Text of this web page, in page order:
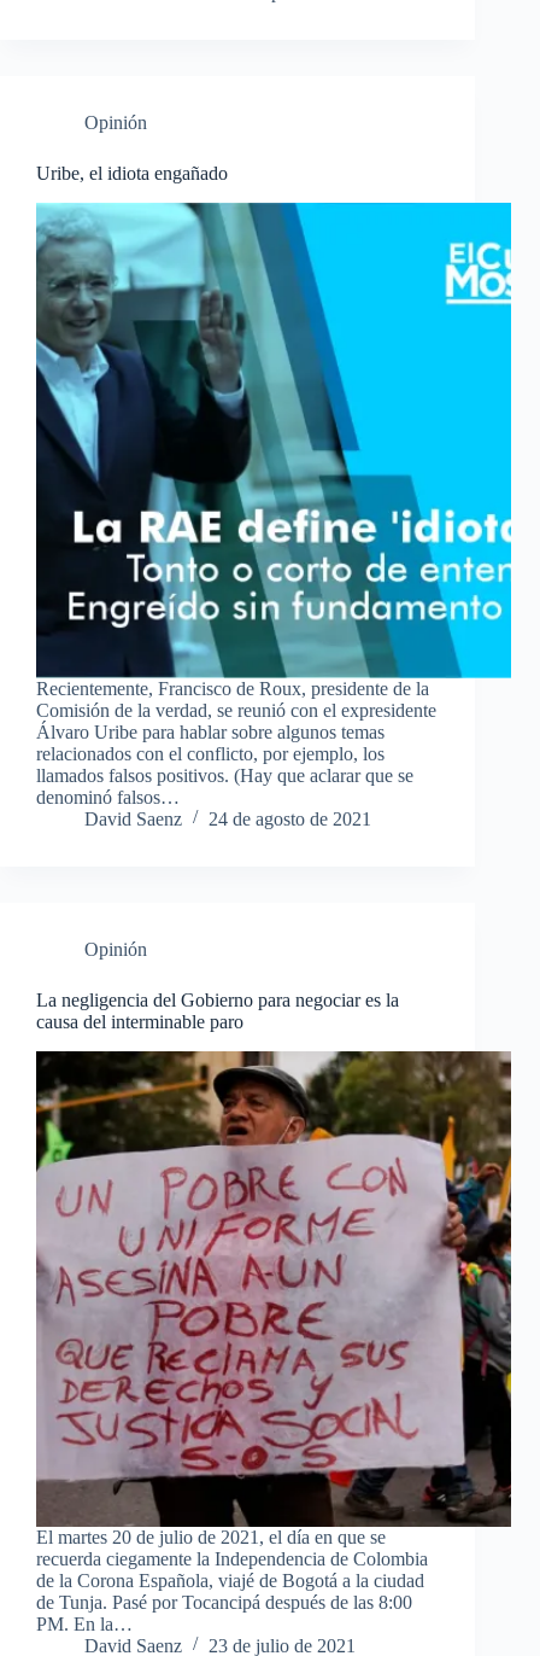
Opinión
Uribe, el idiota engañado
Recientemente, Francisco de Roux, presidente de la
Comisión de la verdad, se reunió con el expresidente
Álvaro Uribe para hablar sobre algunos temas
relacionados con el conflicto, por ejemplo, los
llamados falsos positivos. (Hay que aclarar que se
denominó falsos…
David Saenz
24 de agosto de 2021
Opinión
La negligencia del Gobierno para negociar es la
causa del interminable paro
El martes 20 de julio de 2021, el día en que se
recuerda ciegamente la Independencia de Colombia
de la Corona Española, viajé de Bogotá a la ciudad
de Tunja. Pasé por Tocancipá después de las 8:00
PM. En la…
David Saenz
23 de julio de 2021